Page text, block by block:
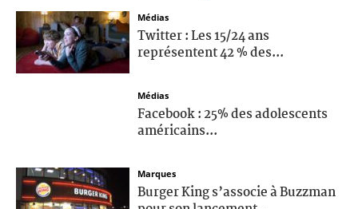
Médias
Twitter : Les 15/24 ans
représentent 42 % des...
Médias
Facebook : 25% des adolescents
américains...
Marques
Burger King s’associe à Buzzman